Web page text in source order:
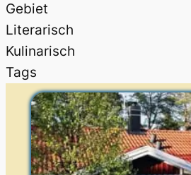
Gebiet
Literarisch
Kulinarisch
Tags